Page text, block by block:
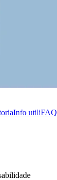
Info utiliFAQ